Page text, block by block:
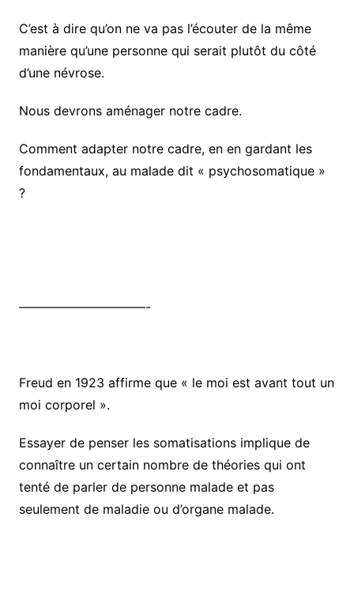
C’est à dire qu’on ne va pas l’écouter de la même
manière qu’une personne qui serait plutôt du côté
d’une névrose.
Nous devrons aménager notre cadre.
Comment adapter notre cadre, en en gardant les
fondamentaux, au malade dit « psychosomatique »
?
——————————-
Freud en 1923 affirme que « le moi est avant tout un
moi corporel ».
Essayer de penser les somatisations implique de
connaître un certain nombre de théories qui ont
tenté de parler de personne malade et pas
seulement de maladie ou d’organe malade.